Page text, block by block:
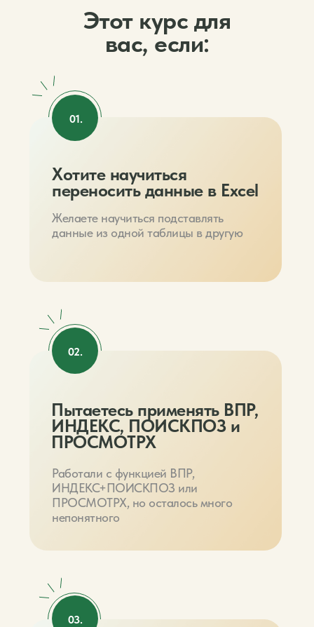
Этот курс для
вас, если:
Желаете научиться подставлять
данные из одной таблицы в другую
Работали с функцией ВПР,
ИНДЕКС+ПОИСКПОЗ или
ПРОСМОТРХ, но осталось много
непонятного
Пытаетесь применять ВПР,
ИНДЕКС, ПОИСКПОЗ и
ПРОСМОТРХ
03.
02.
01.
Хотите научиться
переносить данные в Excel